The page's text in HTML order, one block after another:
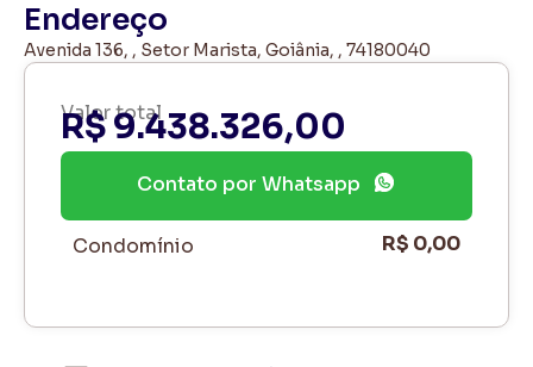
Endereço
Avenida 136, , Setor Marista, Goiânia, , 74180040
Valor total
R$ 9.438.326,00
Contato por Whatsapp
Condomínio R$ 0,00